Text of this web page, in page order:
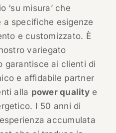
‘su misura’ che
a specifiche esigenze
e customizzato. È
variegato
garantisce ai clienti di
e affidabile partner
alla power qualitye
I 50 anni di
accumulata